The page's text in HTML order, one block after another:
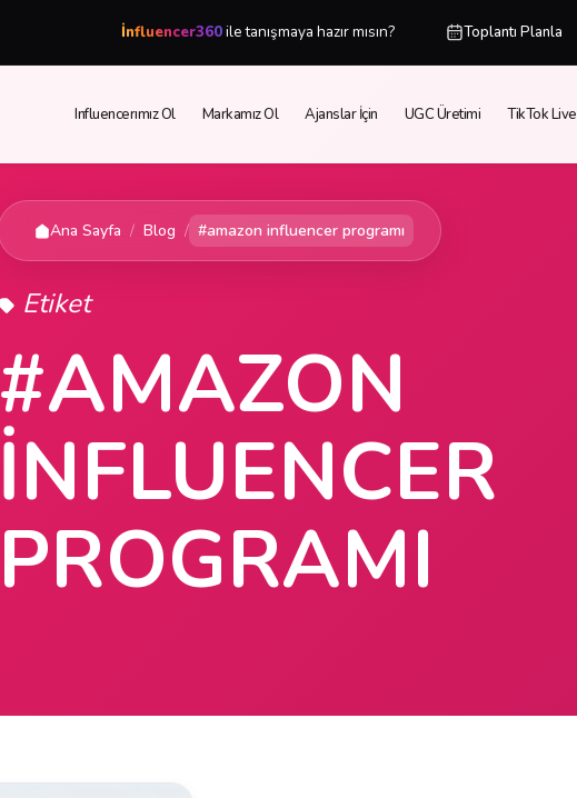
İnfluencer360ile tanışmaya hazır mısın? Toplantı Planla
Influencerımız Ol Markamız Ol Ajanslar İçin UGC Üretimi TikTok Live
Ana Sayfa / Blog / #amazon influencer programı
Etiket
#AMAZON
INFLUENCER
PROGRAMI